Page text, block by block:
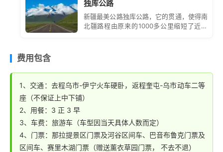
段需要走新疆最美公路独库公路，需要换成 7 座商务
车；独库公路全程盘山路，有晕车的需要提前做好准备；
独库公路
新疆最美公路独库公路，它的贯通，使得南
北疆路程由原来的1000多公里缩短了近一
费用包含
1、交通：去程乌市-伊宁火车硬卧，返程奎屯-乌市动车二等
座（不保证上中下铺）
2、用餐：3 正 3 早
3、车费：旅游车（车型因当天具体人数而定）
4、门票：那拉提景区门票及河谷区间车、巴音布鲁克门票及
区间车、赛里木湖门票（赠送薰衣草园门票， 不去不退）